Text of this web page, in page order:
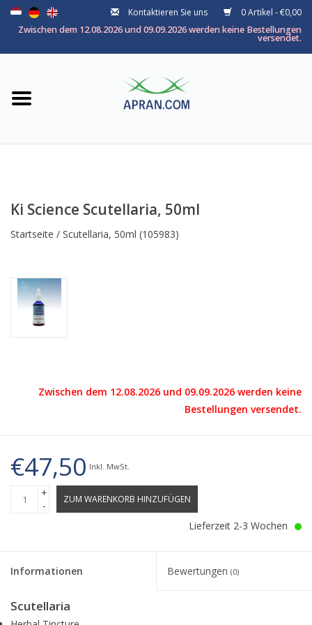
Kontaktieren Sie uns
0 Artikel - €0,00
Zwischen dem 12.08.2026 und 09.09.2026 werden keine Bestellungen
versendet.
Startseite
Kategorie
Nach thema
Ki Science Scutellaria, 50ml
Startseite / Scutellaria, 50ml (105983)
Zwischen dem 12.08.2026 und 09.09.2026 werden keine
Bestellungen versendet.
€47,50 Inkl. MwSt.
+
-
ZUM WARENKORB HINZUFÜGEN
Lieferzeit 2-3 Wochen
Informationen Bewertungen (0)
Scutellaria